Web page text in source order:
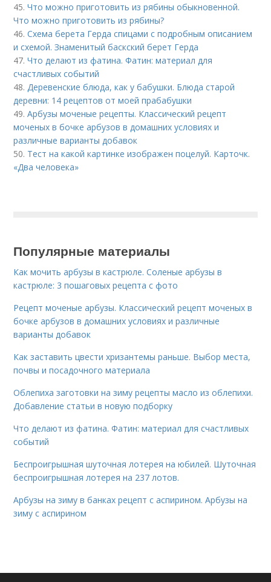
45.Что можно приготовить из рябины обыкновенной.
Что можно приготовить из рябины?
46.Схема берета Герда спицами с подробным описанием
и схемой. Знаменитый баскский берет Герда
47.Что делают из фатина. Фатин: материал для
счастливых событий
48.Деревенские блюда, как у бабушки. Блюда старой
деревни: 14 рецептов от моей прабабушки
49.Арбузы моченые рецепты. Классический рецепт
моченых в бочке арбузов в домашних условиях и
различные варианты добавок
50. Тест на какой картинке изображен поцелуй. Карточк.
«Два человека»
Популярные материалы
Как мочить арбузы в кастрюле. Соленые арбузы в
кастрюле: 3 пошаговых рецепта с фото
Рецепт моченые арбузы. Классический рецепт моченых в
бочке арбузов в домашних условиях и различные
варианты добавок
Как заставить цвести хризантемы раньше. Выбор места,
почвы и посадочного материала
Облепиха заготовки на зиму рецепты масло из облепихи.
Добавление статьи в новую подборку
Что делают из фатина. Фатин: материал для счастливых
событий
Беспроигрышная шуточная лотерея на юбилей. Шуточная
беспроигрышная лотерея на 237 лотов.
Арбузы на зиму в банках рецепт с аспирином. Арбузы на
зиму с аспирином